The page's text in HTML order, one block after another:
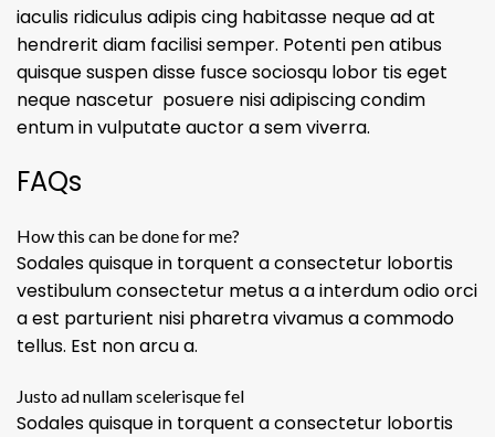
iaculis ridiculus adipis cing habitasse neque ad at
hendrerit diam facilisi semper. Potenti pen atibus
quisque suspen disse fusce sociosqu lobor tis eget
neque nascetur posuere nisi adipiscing condim
entum in vulputate auctor a sem viverra.
FAQs
How this can be done for me?
Sodales quisque in torquent a consectetur lobortis
vestibulum consectetur metus a a interdum odio orci
a est parturient nisi pharetra vivamus a commodo
tellus. Est non arcu a.
Justo ad nullam scelerisque fel
Sodales quisque in torquent a consectetur lobortis